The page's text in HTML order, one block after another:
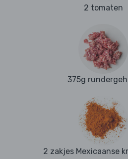
2 tomaten
375g
2 zakjes Mexicaanse